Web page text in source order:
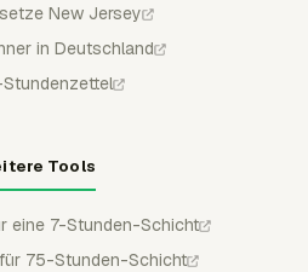
New Jersey
in Deutschland
Tools
eine 7-Stunden-Schicht
75-Stunden-Schicht